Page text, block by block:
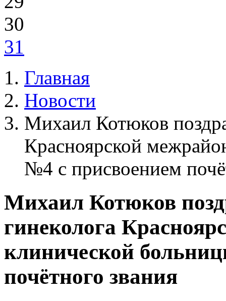
30
31
Главная
Новости
Михаил Котюков
Красноярской
№4 с присвоением
Михаил Котюков
гинеколога
клинической
почётного звания